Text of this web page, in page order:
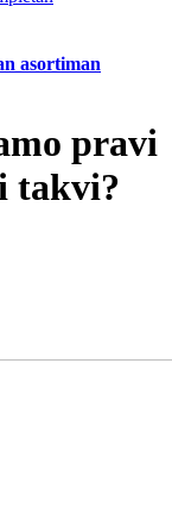
asortiman
pravi
takvi?